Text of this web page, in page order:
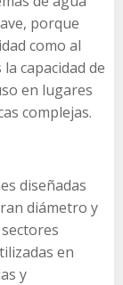
porque
como al
capacidad de
en lugares
complejas.
diseñadas
diámetro y
en
y